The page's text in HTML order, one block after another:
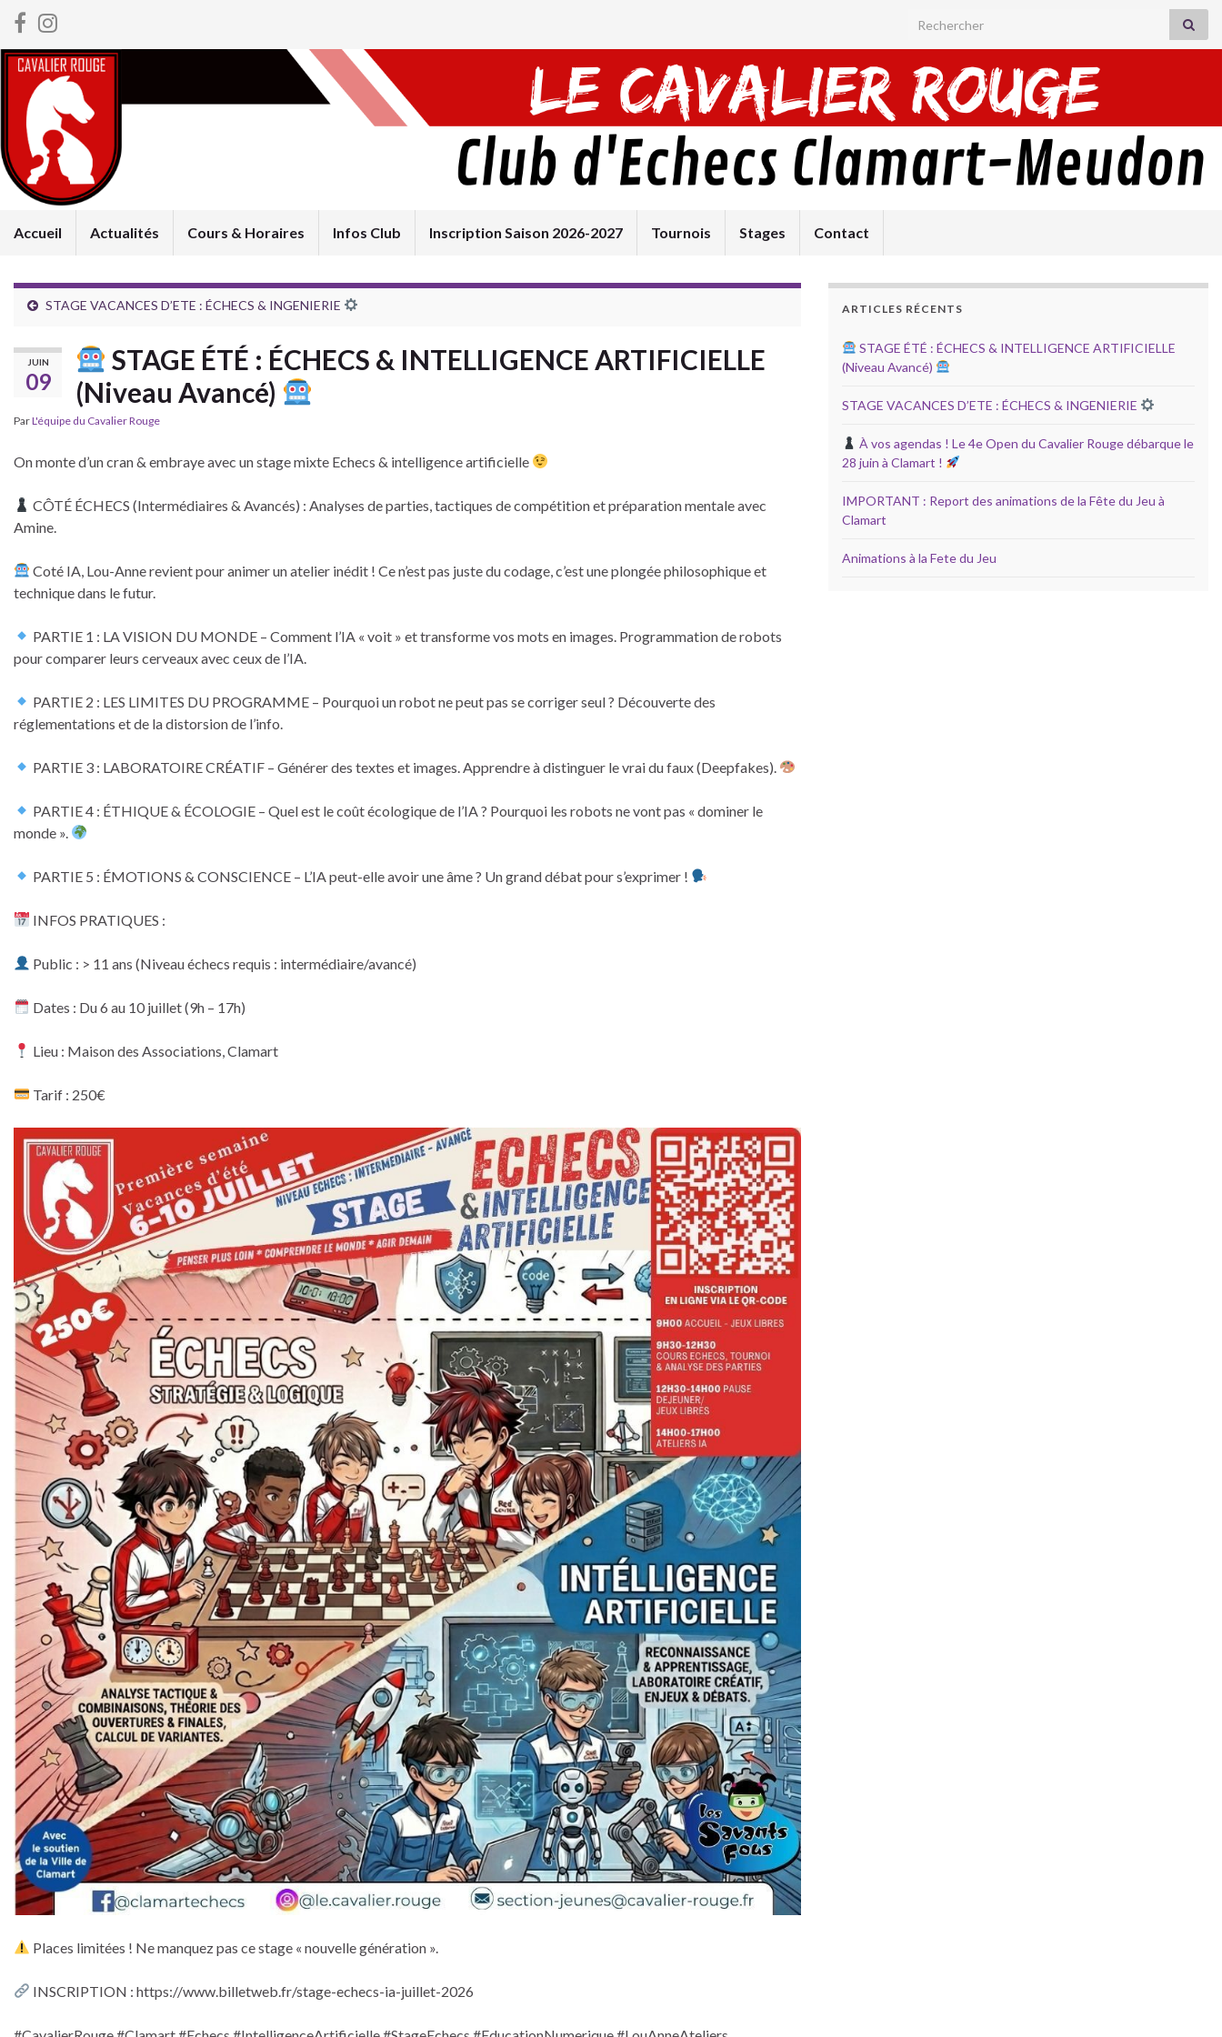
Search for:
Accueil Actualités Cours & Horaires Infos Club Inscription Saison 2026-2027 Tournois Stages Contact
STAGE VACANCES D’ETE : ÉCHECS & INGENIERIE
JUIN
09
STAGE ÉTÉ : ÉCHECS & INTELLIGENCE ARTIFICIELLE
(Niveau Avancé)
ParL'équipe du Cavalier Rouge
On monte d’un cran & embraye avec un stage mixte Echecs & intelligence artificielle
CÔTÉ ÉCHECS (Intermédiaires & Avancés) : Analyses de parties, tactiques de compétition et préparation mentale avec
Amine.
Coté IA, Lou-Anne revient pour animer un atelier inédit ! Ce n’est pas juste du codage, c’est une plongée philosophique et
technique dans le futur.
PARTIE 1 : LA VISION DU MONDE – Comment l’IA « voit » et transforme vos mots en images. Programmation de robots
pour comparer leurs cerveaux avec ceux de l’IA.
PARTIE 2 : LES LIMITES DU PROGRAMME – Pourquoi un robot ne peut pas se corriger seul ? Découverte des
réglementations et de la distorsion de l’info.
PARTIE 3 : LABORATOIRE CRÉATIF – Générer des textes et images. Apprendre à distinguer le vrai du faux (Deepfakes).
PARTIE 4 : ÉTHIQUE & ÉCOLOGIE – Quel est le coût écologique de l’IA ? Pourquoi les robots ne vont pas « dominer le
monde ».
PARTIE 5 : ÉMOTIONS & CONSCIENCE – L’IA peut-elle avoir une âme ? Un grand débat pour s’exprimer !
INFOS PRATIQUES :
Public : > 11 ans (Niveau échecs requis : intermédiaire/avancé)
Dates : Du 6 au 10 juillet (9h – 17h)
Lieu : Maison des Associations, Clamart
Tarif : 250€
Places limitées ! Ne manquez pas ce stage « nouvelle génération ».
INSCRIPTION : https://www.billetweb.fr/stage-echecs-ia-juillet-2026
ARTICLES RÉCENTS
STAGE ÉTÉ : ÉCHECS & INTELLIGENCE ARTIFICIELLE
(Niveau Avancé)
STAGE VACANCES D’ETE : ÉCHECS & INGENIERIE
À vos agendas ! Le 4e Open du Cavalier Rouge débarque le
28 juin à Clamart !
IMPORTANT : Report des animations de la Fête du Jeu à
Clamart
Animations à la Fete du Jeu